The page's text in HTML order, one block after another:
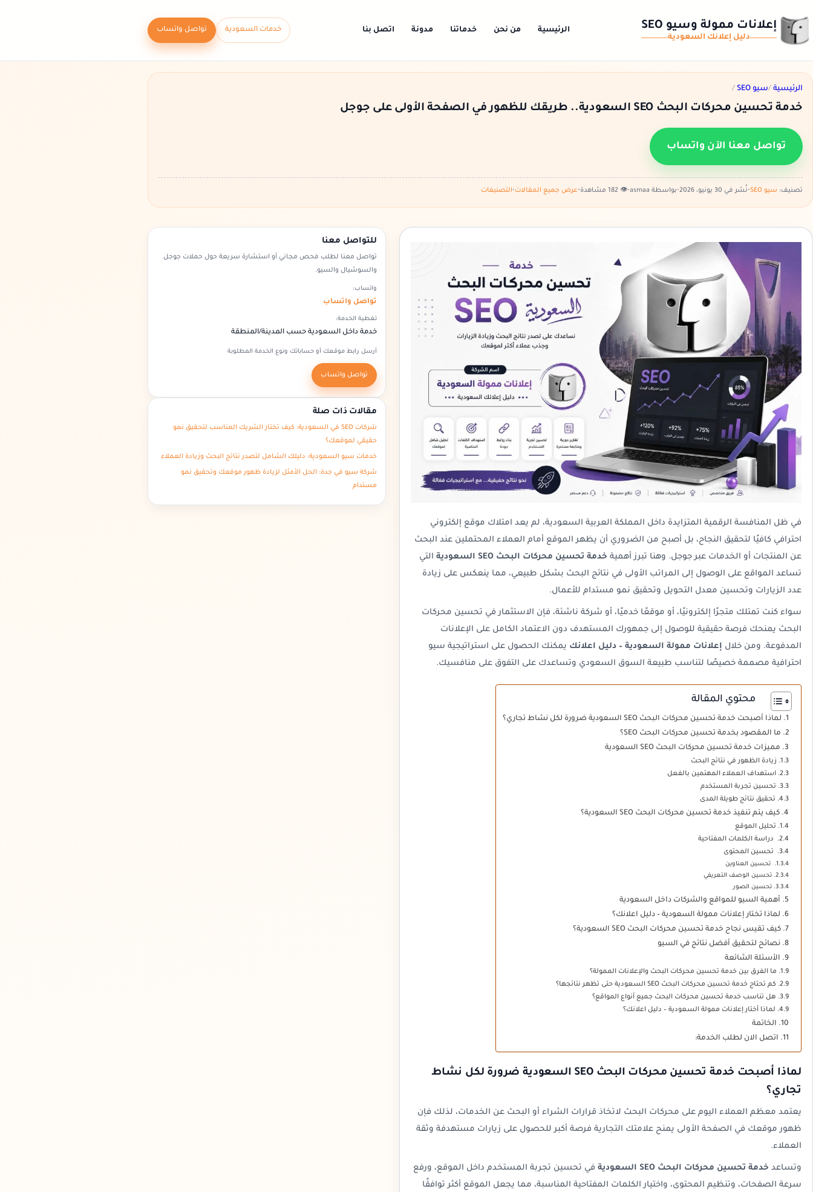
إعلانات ممولة وسيو SEO
دليل إعلانك السعودية
الرئيسية من نحن خدماتنا مدونة اتصل بنا خدمات السعودية تواصل واتساب
الرئيسية /سيو SEO /
خدمة تحسين محركات البحث SEO السعودية.. طريقك للظهور في الصفحة الأولى على جوجل
تواصل معنا الآن واتساب
تصنيف: سيو SEO •نُشر في 30 يونيو، 2026 •بواسطة asmaa •👁️ 182 مشاهدة •عرض جميع المقالات•التصنيفات
في ظل المنافسة الرقمية المتزايدة داخل المملكة العربية السعودية، لم يعد امتلاك موقع إلكتروني
احترافي كافيًا لتحقيق النجاح، بل أصبح من الضروري أن يظهر الموقع أمام العملاء المحتملين عند البحث
عن المنتجات أو الخدمات عبر جوجل. وهنا تبرز أهمية خدمة تحسين محركات البحث SEO السعودية
التي
تساعد المواقع على الوصول إلى المراتب الأولى في نتائج البحث بشكل طبيعي، مما ينعكس على زيادة
عدد الزيارات وتحسين معدل التحويل وتحقيق نمو مستدام للأعمال.
سواء كنت تمتلك متجرًا إلكترونيًا، أو موقعًا خدميًا، أو شركة ناشئة، فإن الاستثمار في تحسين محركات
البحث يمنحك فرصة حقيقية للوصول إلى جمهورك المستهدف دون الاعتماد الكامل على الإعلانات
المدفوعة. ومن خلال إعلانات ممولة السعودية – دليل اعلانك يمكنك الحصول على استراتيجية سيو
احترافية مصممة خصيصًا لتناسب طبيعة السوق السعودي وتساعدك على التفوق على منافسيك.
محتوي المقالة
لماذا أصبحت خدمة تحسين محركات البحث SEO السعودية ضرورة لكل نشاط تجاري؟
ما المقصود بخدمة تحسين محركات البحث SEO؟
مميزات خدمة تحسين محركات البحث SEO السعودية
زيادة الظهور في نتائج البحث
استهداف العملاء المهتمين بالفعل
تحسين تجربة المستخدم
تحقيق نتائج طويلة المدى
كيف يتم تنفيذ خدمة تحسين محركات البحث SEO السعودية؟
تحليل الموقع
دراسة الكلمات المفتاحية
تحسين المحتوى
تحسين العناوين
تحسين الوصف التعريفي
تحسين الصور
أهمية السيو للمواقع والشركات داخل السعودية
لماذا تختار إعلانات ممولة السعودية – دليل اعلانك؟
كيف تقيس نجاح خدمة تحسين محركات البحث SEO السعودية؟
نصائح لتحقيق أفضل نتائج في السيو
الأسئلة الشائعة
ما الفرق بين خدمة تحسين محركات البحث والإعلانات الممولة؟
كم تحتاج خدمة تحسين محركات البحث SEO السعودية حتى تظهر نتائجها؟
هل تناسب خدمة تحسين محركات البحث جميع أنواع المواقع؟
لماذا أختار إعلانات ممولة السعودية – دليل اعلانك؟
الخاتمة
اتصل الان لطلب الخدمة:
لماذا أصبحت خدمة تحسين محركات البحث SEO السعودية ضرورة لكل نشاط
تجاري؟
يعتمد معظم العملاء اليوم على محركات البحث لاتخاذ قرارات الشراء أو البحث عن الخدمات، لذلك فإن
ظهور موقعك في الصفحة الأولى يمنح علامتك التجارية فرصة أكبر للحصول على زيارات مستهدفة وثقة
العملاء.
وتساعد خدمة تحسين محركات البحث SEO السعودية
في تحسين تجربة المستخدم داخل الموقع، ورفع
سرعة الصفحات، وتنظيم المحتوى، واختيار الكلمات المفتاحية المناسبة، مما يجعل الموقع أكثر توافقًا
للتواصل معنا
تواصل معنا لطلب فحص مجاني أو استشارة سريعة حول حملات جوجل
والسوشيال والسيو.
واتساب:
تواصل واتساب
تغطية الخدمة:
خدمة داخل السعودية حسب المدينة/المنطقة
أرسل رابط موقعك أو حساباتك ونوع الخدمة المطلوبة
تواصل واتساب
مقالات ذات صلة
شركات SEO في السعودية: كيف تختار الشريك المناسب لتحقيق نمو
حقيقي لموقعك؟
خدمات سيو السعودية: دليلك الشامل لتصدر نتائج البحث وزيادة العملاء
شركة سيو في جدة: الحل الأمثل لزيادة ظهور موقعك وتحقيق نمو
مستدام